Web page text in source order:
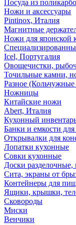
Посуда из
Ножи и аксессуары
Pintinox, Италия
Магнитные
Ножи для японской
Icel, Португалия
Овощечистки,
Точильные камни,
Разное
Ножницы
Китайские ножи
Abert, Италия
Кухонный
Банки и емкости
Открывалки для
Лопатки кухонные
Совки кухонные
Доски разделочные,
Сита, экраны от
Контейнеры для
Ящики, крышки,
Сковороды
Миски
Венчики